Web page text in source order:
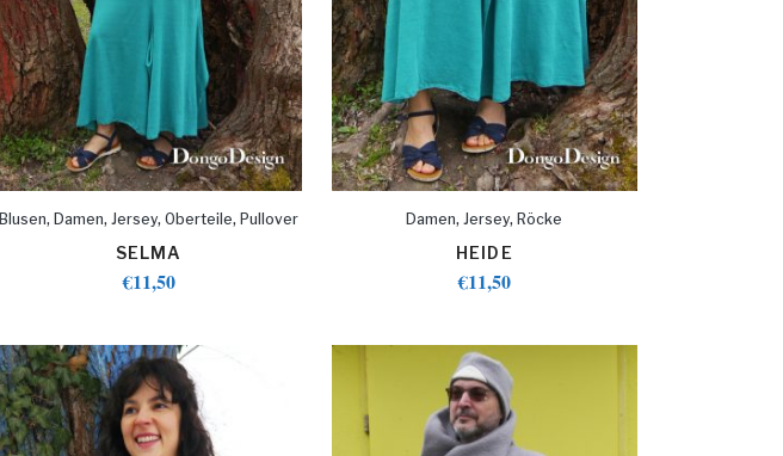
Blusen,Damen,Jersey,Oberteile,Pullover
SELMA
€11,50
Damen,Jersey,Röcke
HEIDE
€11,50